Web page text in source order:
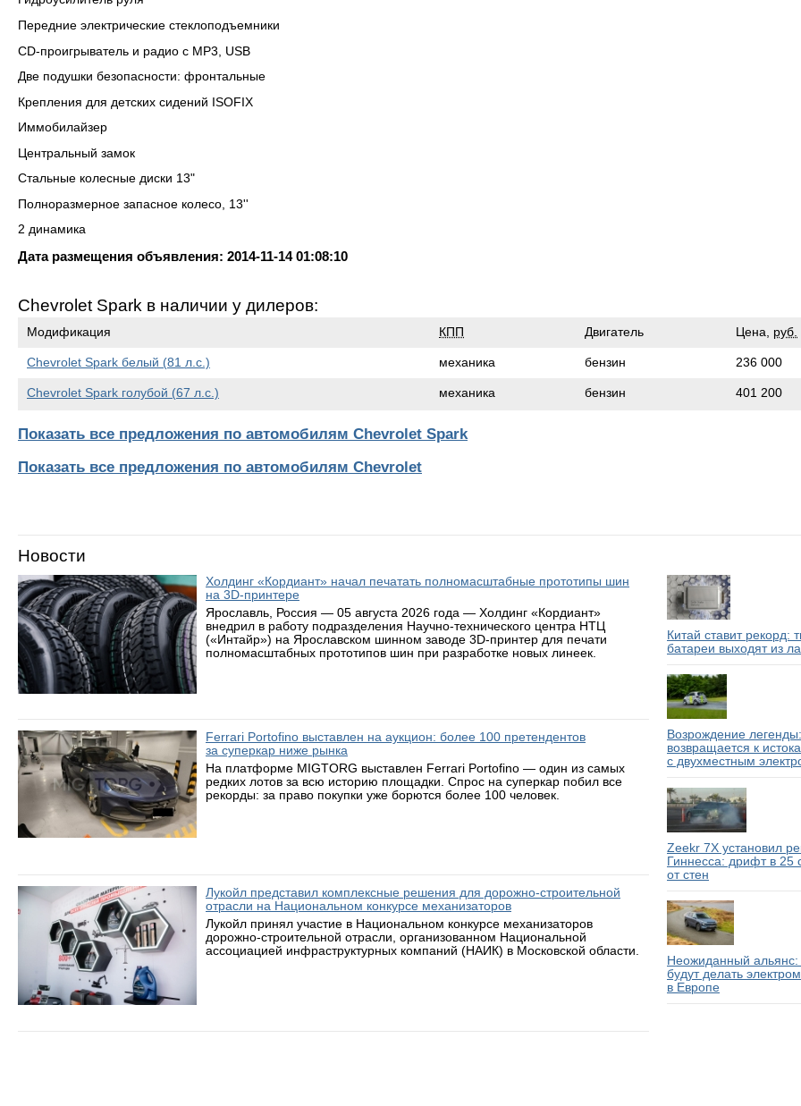
Передние электрические стеклоподъемники
CD-проигрыватель и радио с MP3, USB
Две подушки безопасности: фронтальные
Крепления для детских сидений ISOFIX
Иммобилайзер
Центральный замок
Стальные колесные диски 13"
Полноразмерное запасное колесо, 13''
2 динамика
Дата размещения объявления: 2014-11-14 01:08:10
Chevrolet Spark в наличии у дилеров:
Модификация КПП Двигатель Цена, руб.
Chevrolet Spark белый (81 л.с.) механика бензин 236 000
Chevrolet Spark голубой (67 л.с.) механика бензин 401 200
Показать все предложения по автомобилям Chevrolet Spark
Показать все предложения по автомобилям Chevrolet
Новости
Холдинг «Кордиант» начал печатать полномасштабные прототипы шин
на 3D-принтере
Ярославль, Россия — 05 августа 2026 года — Холдинг «Кордиант»
внедрил в работу подразделения Научно-технического центра НТЦ
(«Интайр») на Ярославском шинном заводе 3D-принтер для печати
полномасштабных прототипов шин при разработке новых линеек.
Ferrari Portofino выставлен на аукцион: более 100 претендентов
за суперкар ниже рынка
На платформе MIGTORG выставлен Ferrari Portofino — один из самых
редких лотов за всю историю площадки. Спрос на суперкар побил все
рекорды: за право покупки уже борются более 100 человек.
Лукойл представил комплексные решения для дорожно-строительной
отрасли на Национальном конкурсе механизаторов
Лукойл принял участие в Национальном конкурсе механизаторов
дорожно-строительной отрасли, организованном Национальной
ассоциацией инфраструктурных компаний (НАИК) в Московской области.
Китай ставит рекорд:
батареи выходят из
Возрождение
возвращается к
с двухместным
Zeekr 7X установил
Гиннесса: дрифт в 25
от стен
Неожиданный
будут делать
в Европе